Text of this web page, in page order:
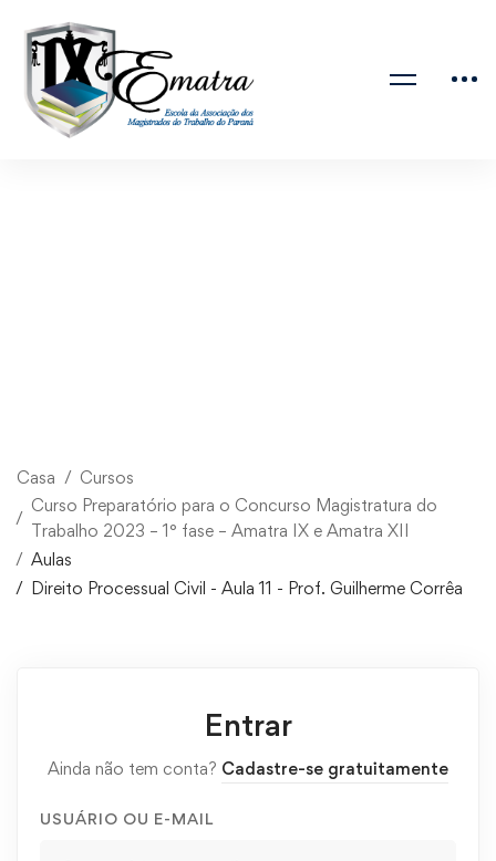
Casa
Cursos
Curso Preparatório para o Concurso Magistratura do
Trabalho 2023 – 1° fase – Amatra IX e Amatra XII
Aulas
Direito Processual Civil - Aula 11 - Prof. Guilherme Corrêa
Entrar
Ainda não tem conta? Cadastre-se gratuitamente
USUÁRIO OU E-MAIL